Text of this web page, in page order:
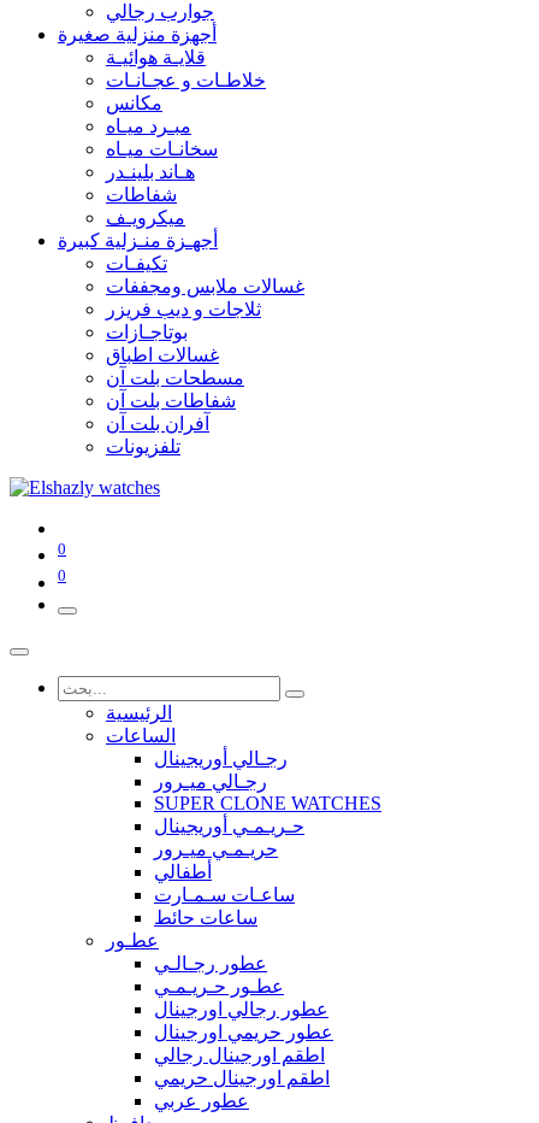
جوارب رجالي
أجهزة منزلية صغيرة
قلايـة هوائيـة
خلاطـات و عجـانـات
مكانس
مبـرد ميـاه
سخانـات ميـاه
هـاند بلينـدر
شفاطات
ميكرويـف
أجهـزة منـزلية كبيرة
تكيفـات
غسالات ملابس ومجففات
ثلاجات و ديب فريزر
بوتاجـازات
غسالات اطباق
مسطحات بلت آن
شفاطات بلت آن
آفران بلت آن
تلفزيونات
0
0
الرئيسية
الساعات
رجـالي أوريجينال
رجـالي ميـرور
SUPER CLONE WATCHES
حـريـمـي أوريجينال
حريـمـي ميـرور
أطفالي
ساعـات سـمـارت
ساعات حائط
عطـور
عطور رجـالـي
عطـور حـريـمـي
عطور رجالي اورجينال
عطور حريمي اورجينال
اطقم اورجينال رجالي
اطقم اورجينال حريمي
عطور عربي